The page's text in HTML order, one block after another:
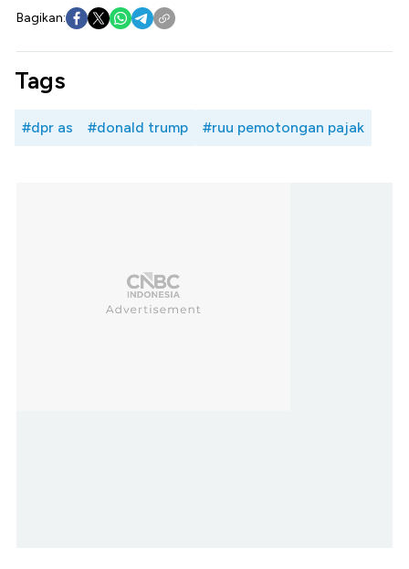
Bagikan:
Tags
#dpr as #donald trump #ruu pemotongan pajak